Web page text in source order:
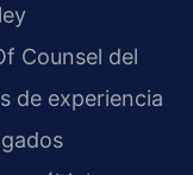
Counsel del
de experiencia